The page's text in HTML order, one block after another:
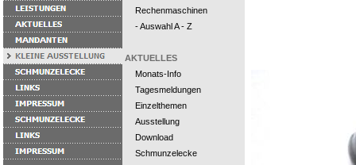
Rechenmaschinen
- Auswahl A - Z
AKTUELLES
Monats-Info
Tagesmeldungen
Einzelthemen
Ausstellung
Download
Schmunzelecke